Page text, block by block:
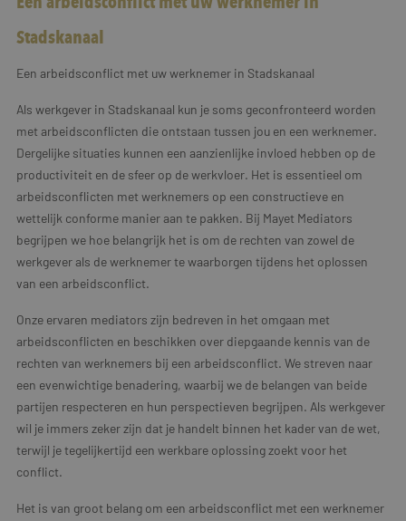
Stadskanaal
Een arbeidsconflict met uw werknemer in Stadskanaal
Als werkgever in Stadskanaal kun je soms geconfronteerd worden
met arbeidsconflicten die ontstaan tussen jou en een werknemer.
Dergelijke situaties kunnen een aanzienlijke invloed hebben op de
productiviteit en de sfeer op de werkvloer. Het is essentieel om
arbeidsconflicten met werknemers op een constructieve en
wettelijk conforme manier aan te pakken. Bij Mayet Mediators
begrijpen we hoe belangrijk het is om de rechten van zowel de
werkgever als de werknemer te waarborgen tijdens het oplossen
van een arbeidsconflict.
Onze ervaren mediators zijn bedreven in het omgaan met
arbeidsconflicten en beschikken over diepgaande kennis van de
rechten van werknemers bij een arbeidsconflict. We streven naar
een evenwichtige benadering, waarbij we de belangen van beide
partijen respecteren en hun perspectieven begrijpen. Als werkgever
wil je immers zeker zijn dat je handelt binnen het kader van de wet,
terwijl je tegelijkertijd een werkbare oplossing zoekt voor het
conflict.
Het is van groot belang om een arbeidsconflict met een werknemer